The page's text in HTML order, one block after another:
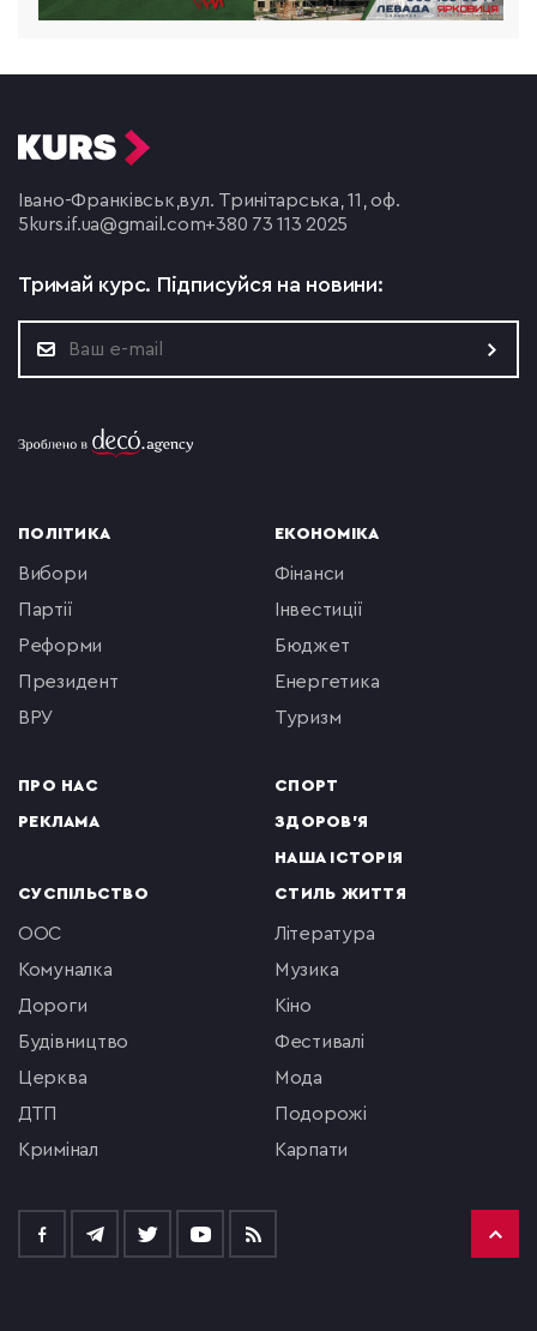
Івано-Франківськ,вул. Тринітарська, 11, оф.
5 kurs.if.ua@gmail.com+380 73 113 2025
Тримай курс. Підписуйся на новини:
ПОЛІТИКА
вибори
партії
реформи
президент
ВРУ
ПРО НАС
РЕКЛАМА
ЕКОНОМІКА
фінанси
інвестиції
бюджет
енергетика
туризм
СПОРТ
ЗДОРОВ'Я
НАША ІСТОРІЯ
СУСПІЛЬСТВО
ООС
комуналка
Дороги
будівництво
церква
ДТП
кримінал
СТИЛЬ ЖИТТЯ
література
музика
кіно
фестивалі
мода
подорожі
Карпати